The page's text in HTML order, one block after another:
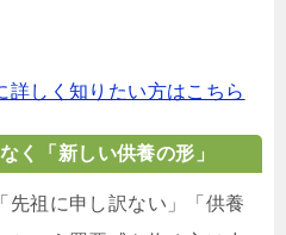
詳しく知りたい方はこちら
く「新しい供養の形」
先祖に申し訳ない」「供養